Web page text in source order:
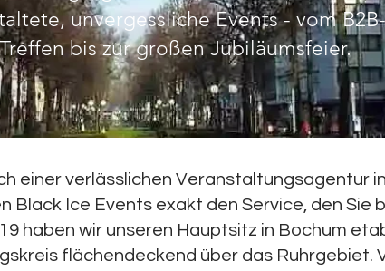
unvergessliche Events - vom B2B-
bis zur großen Jubiläumsfeier.
einer verlässlichen Veranstaltungsagentur
Black Ice Events exakt den Service, den Sie
haben wir unseren Hauptsitz in Bochum
flächendeckend über das Ruhrgebiet.